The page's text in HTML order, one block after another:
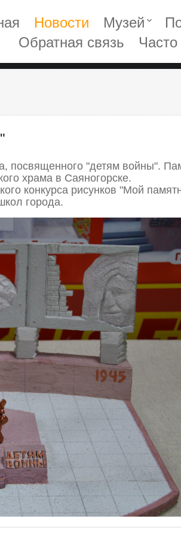
Новости Музей keyboard_arrow_down
Обратная связь
посвященного "детям войны".
храма в Саяногорске.
конкурса рисунков "Мой
города.